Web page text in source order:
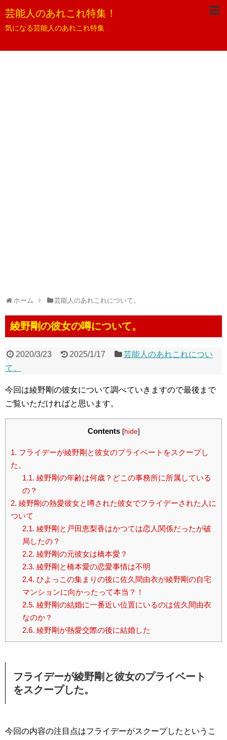
芸能人のあれこれ特集！
気になる芸能人のあれこれ特集
ホーム 芸能人のあれこれについて。
綾野剛の彼女の噂について。
2020/3/23 2025/1/17
芸能人のあれこれについ
て。
今回は綾野剛の彼女について調べていきますので最後まで
ご覧いただければと思います。
Contents [hide]
1. フライデーが綾野剛と彼女のプライベートをスクープし
た。
1.1. 綾野剛の年齢は何歳？どこの事務所に所属している
の？
2. 綾野剛の熱愛彼女と噂された彼女でフライデーされた人に
ついて
2.1. 綾野剛と戸田恵梨香はかつては恋人関係だったが破
局したの？
2.2. 綾野剛の元彼女は橋本愛？
2.3. 綾野剛と橋本愛の恋愛事情は不明
2.4. ひよっこの集まりの後に佐久間由衣が綾野剛の自宅
マンションに向かったって本当？！
2.5. 綾野剛の結婚に一番近い位置にいるのは佐久間由衣
なのか？
2.6. 綾野剛が熱愛交際の後に結婚した
フライデーが綾野剛と彼女のプライベート
をスクープした。
今回の内容の注目点はフライデーがスクープしたというこ